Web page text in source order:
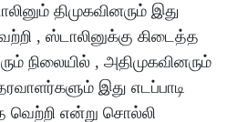
திமுகவினரும் இது
, ஸ்டாலினுக்கு கிடைத்த
நிலையில் , அதிமுகவினரும்
இது எடப்பாடி
வெற்றி என்று சொல்லி